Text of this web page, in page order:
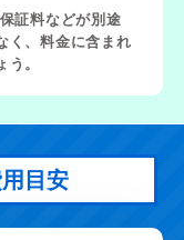
証料などが別途
く、料金に含まれ
。
目安